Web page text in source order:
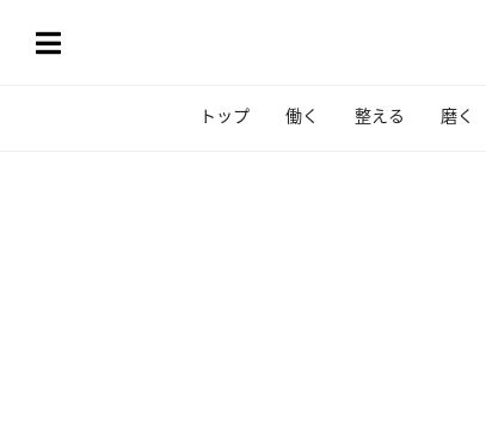
トップ 働く 整える 磨く